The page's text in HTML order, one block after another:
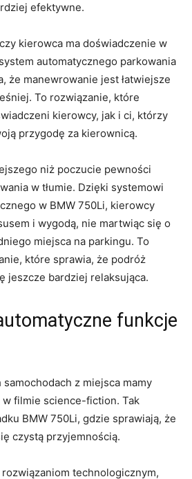
efektywne.
⁤kierowca​ ma ‌doświadczenie w
automatycznego parkowania
że manewrowanie jest ‌łatwiejsze
To rozwiązanie, ‍które
kierowcy, jak⁤ i ci, którzy
⁤przygodę za kierownicą.
niż poczucie ​pewności
w tłumie. Dzięki systemowi
w BMW‍ 750Li,‌ kierowcy
⁤i⁣ wygodą, nie martwiąc się​ o
miejsca na ​parkingu. To
które ⁢sprawia, że podróż
jeszcze bardziej⁣ relaksująca.
‌funkcje
z ⁣miejsca mamy
‍filmie science-fiction. Tak
BMW ⁢750Li,‍ gdzie ‌sprawiają,⁣ że
czystą przyjemnością.
technologicznym,